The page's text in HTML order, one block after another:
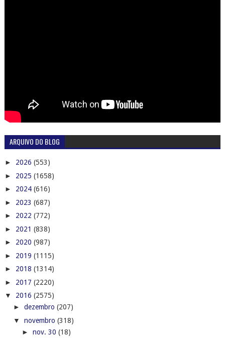
ARQUIVO DO BLOG
► 2026 (553)
► 2025 (1658)
► 2024 (616)
► 2023 (687)
► 2022 (772)
► 2021 (838)
► 2020 (987)
► 2019 (1115)
► 2018 (1314)
► 2017 (2220)
▼ 2016 (2575)
► dezembro (207)
▼ novembro (318)
► nov. 30 (18)